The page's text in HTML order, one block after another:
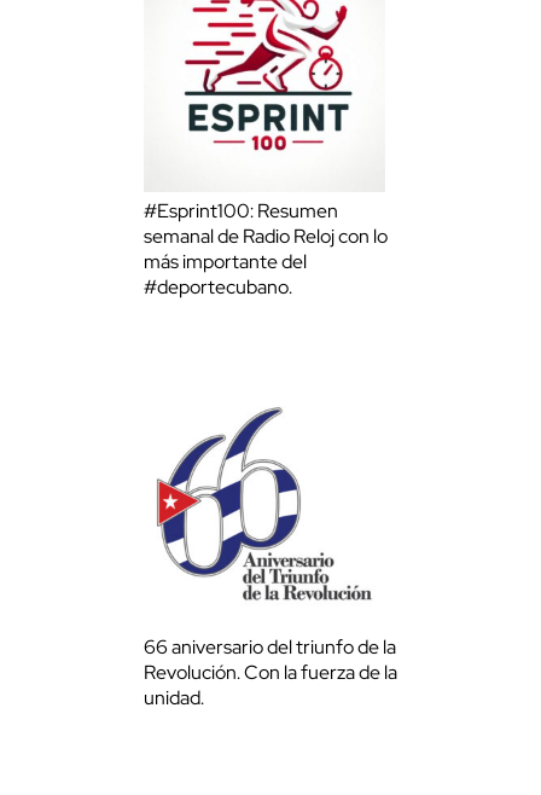
#Esprint100: Resumen
semanal de Radio Reloj con lo
más importante del
#deportecubano.
66 aniversario del triunfo de la
Revolución. Con la fuerza de la
unidad.